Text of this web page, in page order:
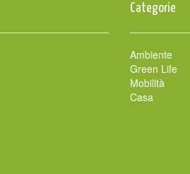
Categorie
Ambiente
Green Life
Mobilità
Casa